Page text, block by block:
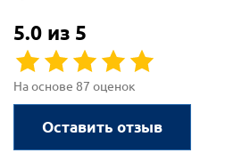
5.0 из 5
На основе 87 оценок
Оставить отзыв